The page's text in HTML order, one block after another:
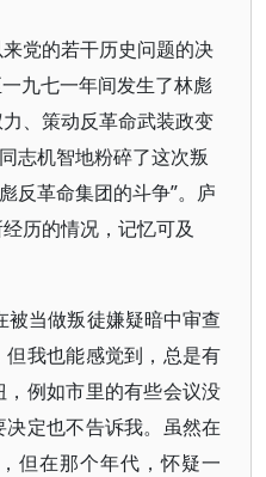
党的若干历史问题的决
九七一年间发生了林彪
、策动反革命武装政变
志机智地粉碎了这次叛
反革命集团的斗争”。庐
历的情况，记忆可及
被当做叛徒嫌疑暗中审查
我也能感觉到，总是有
例如市里的有些会议没
定也不告诉我。虽然在
但在那个年代，怀疑一